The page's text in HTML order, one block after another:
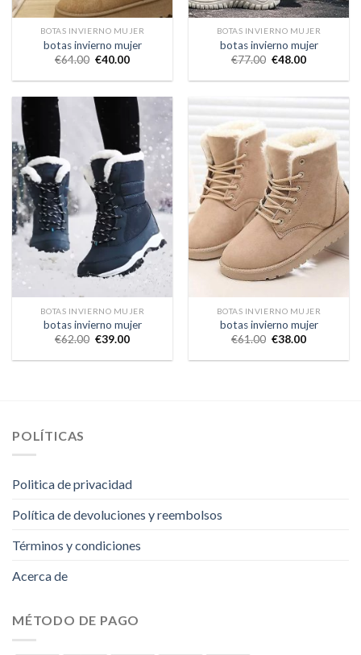
BOTAS INVIERNO MUJER
botas invierno mujer
€64.00 €40.00
BOTAS INVIERNO MUJER
botas invierno mujer
€77.00 €48.00
BOTAS INVIERNO MUJER
botas invierno mujer
€62.00 €39.00
BOTAS INVIERNO MUJER
botas invierno mujer
€61.00 €38.00
POLÍTICAS
Politica de privacidad
Política de devoluciones y reembolsos
Términos y condiciones
Acerca de
MÉTODO DE PAGO